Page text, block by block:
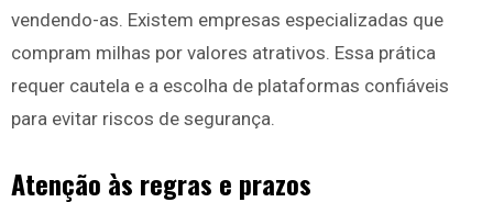
vendendo-as. Existem empresas especializadas que
compram milhas por valores atrativos. Essa prática
requer cautela e a escolha de plataformas confiáveis
para evitar riscos de segurança.
Atenção às regras e prazos